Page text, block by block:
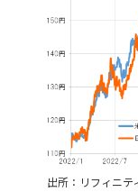
出所：リフィニ